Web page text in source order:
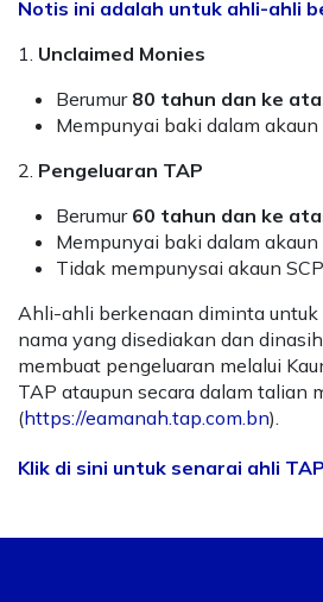
Notis ini adalah untuk ahli-ahli
1. Unclaimed Monies
Berumur 80 tahun dan ke
Mempunyai baki dalam akaun
2. Pengeluaran TAP
Berumur 60 tahun dan ke
Mempunyai baki dalam akaun
Tidak mempunysai akaun
Ahli-ahli berkenaan diminta untuk
nama yang disediakan dan
membuat pengeluaran melalui
TAP ataupun secara dalam talian
(https://eamanah.tap.com.bn).
Klik di sini untuk senarai ahli TAP